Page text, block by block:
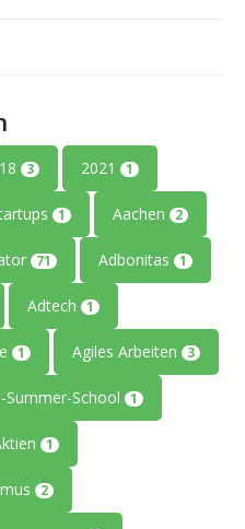
3 2021 1
1 Aachen 2
71 Adbonitas 1
Adtech 1
1 Agiles Arbeiten 3
Summer-School 1
1
2